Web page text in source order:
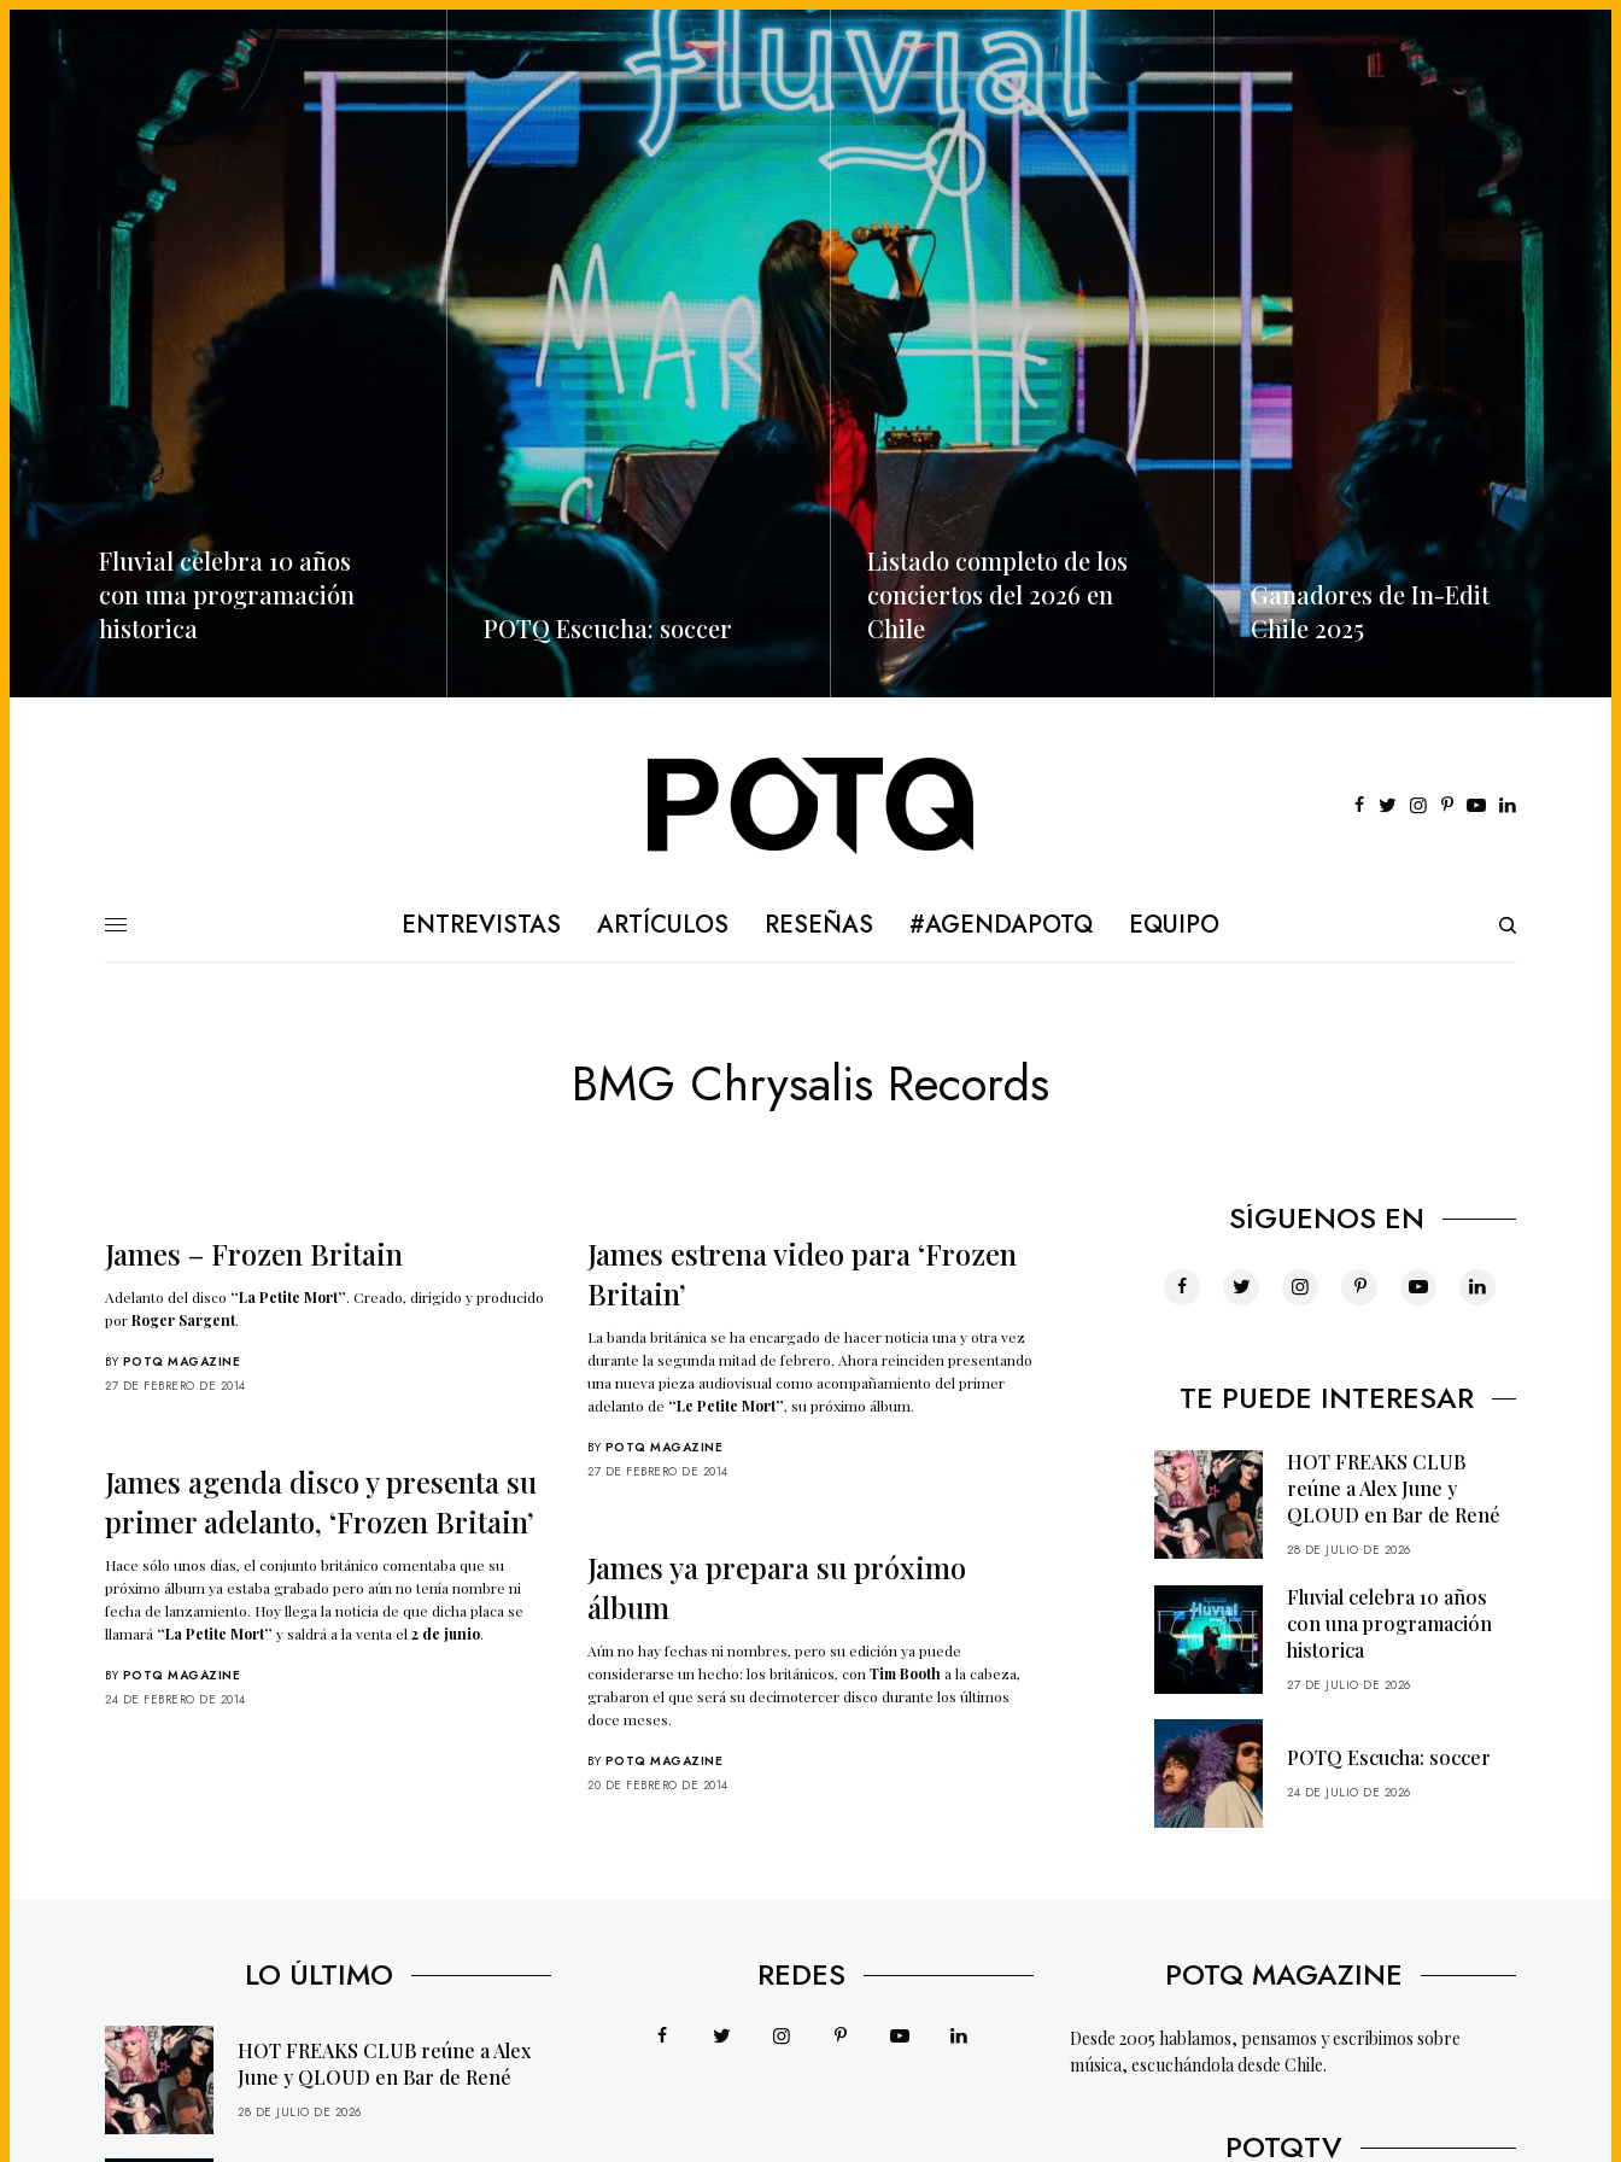
Fluvial celebra 10 años
con una programación
historica
POTQ Escucha: soccer
Listado completo de los
conciertos del 2026 en
Chile
READ MORE
Ganadores de In-Edit
Chile 2025
ENTREVISTAS ARTÍCULOS RESEÑAS #AGENDAPOTQ EQUIPO
BMG Chrysalis Records
James – Frozen Britain
Adelanto del disco “La Petite Mort”. Creado, dirigido y producido
porRoger Sargent.
BY POTQ MAGAZINE
27 DE FEBRERO DE 2014
James estrena video para ‘Frozen
Britain’
La banda británica se ha encargado de hacer noticia una y otra vez
durante la segunda mitad de febrero. Ahora reinciden presentando
una nueva pieza audiovisual como acompañamiento del primer
adelanto de “Le Petite Mort”, su próximo álbum.
BY POTQ MAGAZINE
27 DE FEBRERO DE 2014
James agenda disco y presenta su
primer adelanto, ‘Frozen Britain’
Hace sólo unos días, el conjunto británico comentaba que su
próximo álbum ya estaba grabado pero aún no tenía nombre ni
fecha de lanzamiento. Hoy llega la noticia de que dicha placa se
llamará “La Petite Mort” y saldrá a la venta el2 de junio.
BY POTQ MAGAZINE
24 DE FEBRERO DE 2014
James ya prepara su próximo
álbum
Aún no hay fechas ni nombres, pero su edición ya puede
considerarse un hecho: los británicos, conTim Booth a la cabeza,
grabaron el que será su decimotercer disco durante los últimos
doce meses.
BY POTQ MAGAZINE
20 DE FEBRERO DE 2014
SÍGUENOS EN
TE PUEDE INTERESAR
HOT FREAKS CLUB
reúne a Alex June y
QLOUD en Bar de René
28 DE JULIO DE 2026
Fluvial celebra 10 años
con una programación
historica
27 DE JULIO DE 2026
POTQ Escucha: soccer
24 DE JULIO DE 2026
LO ÚLTIMO
HOT FREAKS CLUB reúne a Alex
June y QLOUD en Bar de René
28 DE JULIO DE 2026
REDES POTQ MAGAZINE
Desde 2005 hablamos, pensamos y escribimos sobre
música, escuchándola desde Chile.
POTQTV